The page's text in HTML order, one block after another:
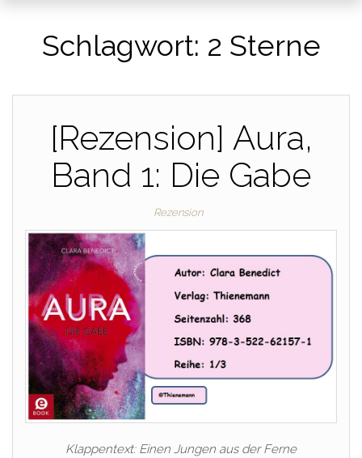
Schlagwort: 2 Sterne
[Rezension] Aura,
Band 1: Die Gabe
Rezension
Klappentext: Einen Jungen aus der Ferne